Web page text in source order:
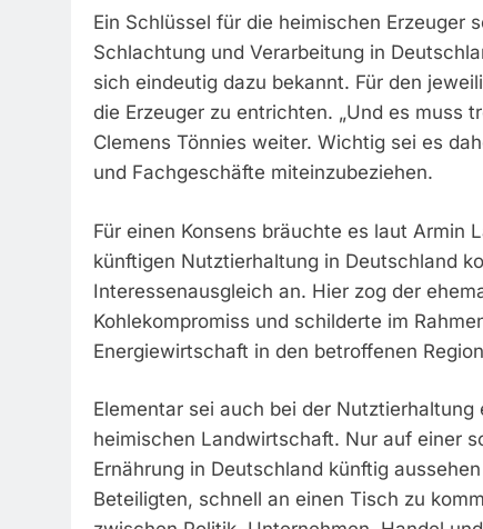
Ein Schlüssel für die heimischen Erzeuger
Schlachtung und Verarbeitung in
sich eindeutig dazu bekannt. Für den
die Erzeuger zu entrichten. „Und es muss
Clemens Tönnies weiter. Wichtig sei es
und Fachgeschäfte miteinzubeziehen.
Für einen Konsens bräuchte es laut Armin
künftigen Nutztierhaltung in Deutschland
Interessenausgleich an. Hier zog der
Kohlekompromiss und schilderte im
Energiewirtschaft in den betroffenen
Elementar sei auch bei der
heimischen Landwirtschaft. Nur auf einer
Ernährung in Deutschland künftig
Beteiligten, schnell an einen Tisch zu